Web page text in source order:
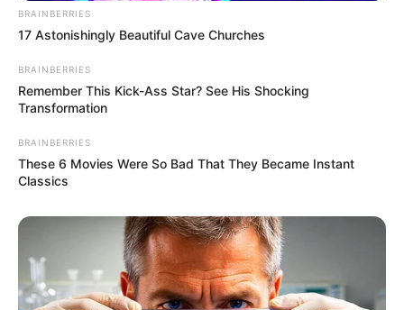
BRAINBERRIES
17 Astonishingly Beautiful Cave Churches
BRAINBERRIES
Remember This Kick-Ass Star? See His Shocking
Transformation
BRAINBERRIES
These 6 Movies Were So Bad That They Became Instant
Classics